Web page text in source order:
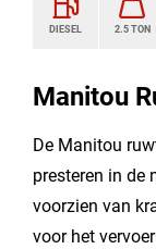
DIESEL 2.5 TON
Manitou
De Manitou
presteren in de
voorzien van
voor het